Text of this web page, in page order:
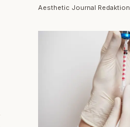
Aesthetic Journal Redaktion